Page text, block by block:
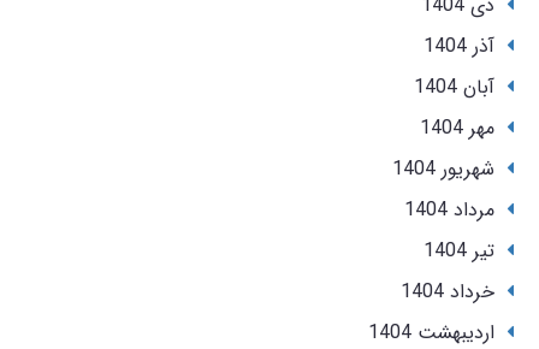
آذر 1404
آبان 1404
مهر 1404
شهریور 1404
مرداد 1404
تير 1404
خرداد 1404
ارديبهشت 1404